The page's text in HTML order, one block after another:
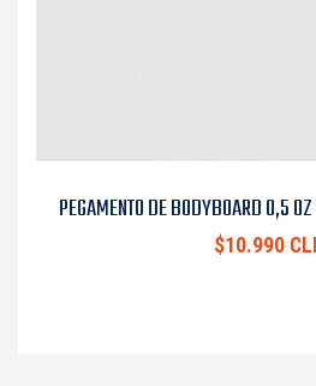
PEGAMENTO DE BODYBOARD 0,5
$10.990